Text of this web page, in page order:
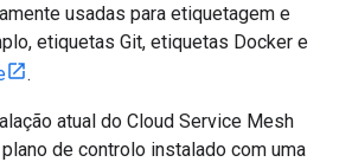
usadas para etiquetagem e
etiquetas Git, etiquetas Docker e
.
atual do Cloud Service Mesh
de controlo instalado com uma